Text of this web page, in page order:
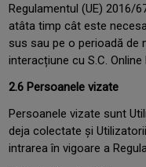
Regulamentul (UE) 2016/
atâta timp cât este
sus sau pe o perioadă de
interacțiune cu S.C. Online
2.6 Persoanele vizate
Persoanele vizate sunt
deja colectate și
intrarea în vigoare a